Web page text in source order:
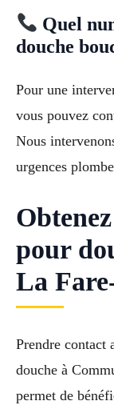
Quel
douche
Pour une
vous pouvez
Nous
urgences
pour
La
Prendre contact
douche à
permet de